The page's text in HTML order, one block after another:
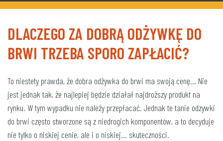
DLACZEGO ZA DOBRĄ ODŻYWKĘ DO
BRWI TRZEBA SPORO ZAPŁACIĆ?
To niestety prawda, że dobra odżywka do brwi ma swoją cenę… Nie
jest jednak tak, że najlepiej będzie działał najdroższy produkt na
rynku. W tym wypadku nie należy przepłacać. Jednak te tanie odzywki
do brwi często stworzone są z niedrogich komponentów, a to decyduje
nie tylko o niskiej cenie, ale i o niskiej… skuteczności.